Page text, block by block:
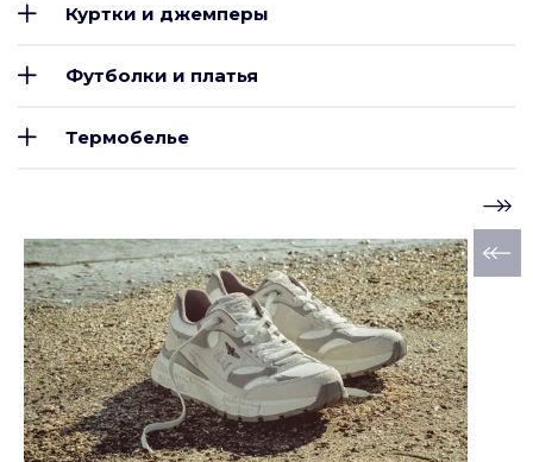
Куртки и джемперы
Футболки и платья
Термобелье